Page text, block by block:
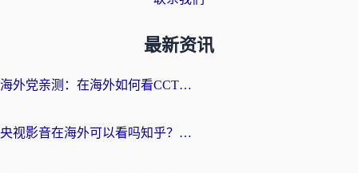
最新资讯
海外党亲测：在海外如何看CCTV？告别“仅限大陆播放”的实用指南
央视影音在海外可以看吗知乎？留学生亲测：3步解决地域限制+追剧自由